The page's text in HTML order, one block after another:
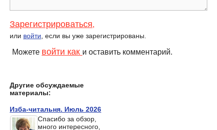
Зарегистрироваться,
или войти, если вы уже зарегистрированы.
Можете войти как и оставить комментарий.
Другие обсуждаемые
материалы:
Изба-читальня. Июль 2026
Спасибо за обзор,
много интересного,